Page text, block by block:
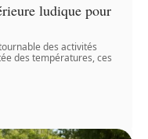
ludique pour
des activités
des températures, ces